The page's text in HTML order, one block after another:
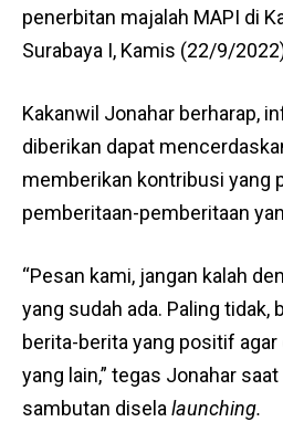
penerbitan majalah MAPI di
Surabaya I, Kamis (22/9/
Kakanwil Jonahar berharap,
diberikan dapat
memberikan kontribusi yang
pemberitaan-pemberitaan
“Pesan kami, jangan kalah
yang sudah ada. Paling tidak,
berita-berita yang positif
yang lain,” tegas Jonahar
sambutan disela launching.